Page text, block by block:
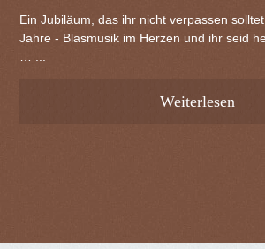
Ein Jubiläum, das ihr nicht verpassen
Jahre - Blasmusik im Herzen und ihr seid
… ...
Weiterlesen